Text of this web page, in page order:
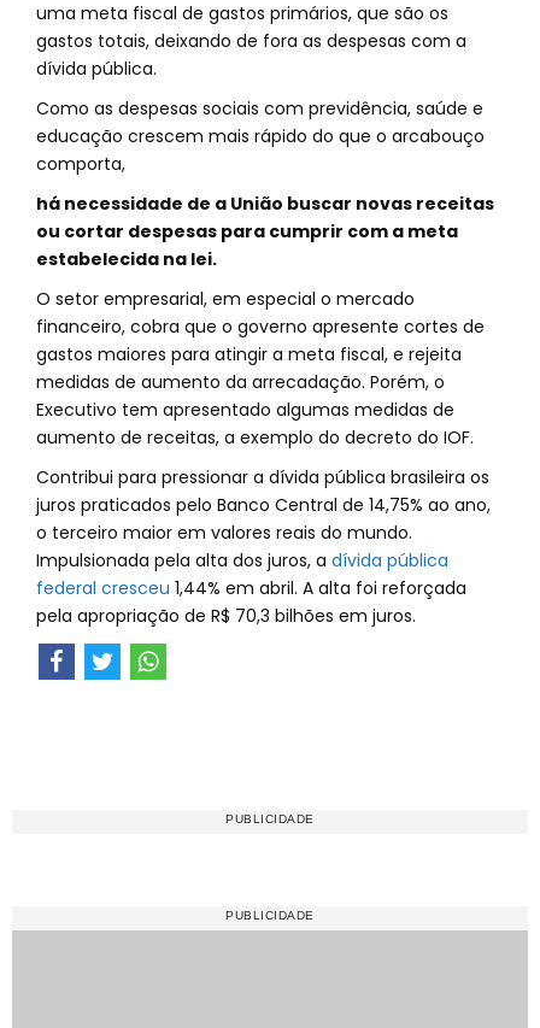
uma meta fiscal de gastos primários, que são os
gastos totais, deixando de fora as despesas com a
dívida pública.
Como as despesas sociais com previdência, saúde e
educação crescem mais rápido do que o arcabouço
comporta,
há necessidade de a União buscar novas receitas
ou cortar despesas para cumprir com a meta
estabelecida na lei.
O setor empresarial, em especial o mercado
financeiro, cobra que o governo apresente cortes de
gastos maiores para atingir a meta fiscal, e rejeita
medidas de aumento da arrecadação. Porém, o
Executivo tem apresentado algumas medidas de
aumento de receitas, a exemplo do decreto do IOF.
Contribui para pressionar a dívida pública brasileira os
juros praticados pelo Banco Central de 14,75% ao ano,
o terceiro maior em valores reais do mundo.
Impulsionada pela alta dos juros, a dívida pública
federal cresceu 1,44% em abril. A alta foi reforçada
pela apropriação de R$ 70,3 bilhões em juros.